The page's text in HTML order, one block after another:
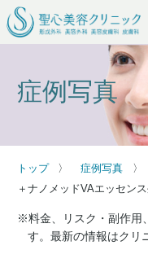
症例写真
トップ 症例写真
＋ナノメッドVAエッセン
※料金、リスク・副作用
す。最新の情報はクリ